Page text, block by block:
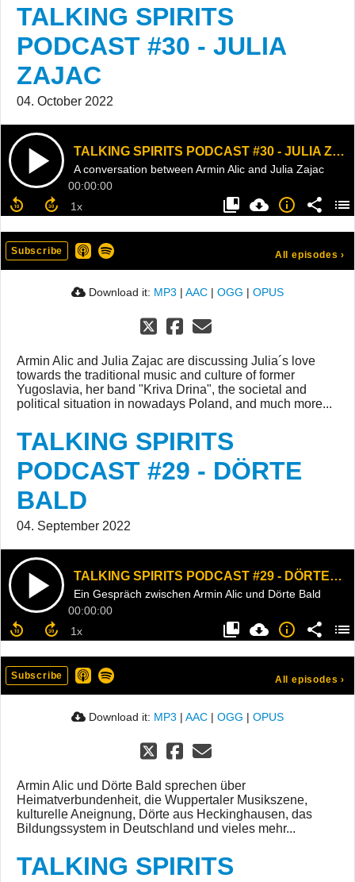
TALKING SPIRITS
PODCAST #30 - JULIA
ZAJAC
04. October 2022
TALKING SPIRITS PODCAST #30 - JULIA ZAJAC
A conversation between Armin Alic and Julia Zajac
00:00:00
Subscribe All episodes ›
Download it: MP3 | AAC | OGG | OPUS
Armin Alic and Julia Zajac are discussing Julia´s love
towards the traditional music and culture of former
Yugoslavia, her band "Kriva Drina", the societal and
political situation in nowadays Poland, and much more...
TALKING SPIRITS
PODCAST #29 - DÖRTE
BALD
04. September 2022
TALKING SPIRITS PODCAST #29 - DÖRTE BALD
Ein Gespräch zwischen Armin Alic und Dörte Bald
00:00:00
Subscribe All episodes ›
Download it: MP3 | AAC | OGG | OPUS
Armin Alic und Dörte Bald sprechen über
Heimatverbundenheit, die Wuppertaler Musikszene,
kulturelle Aneignung, Dörte aus Heckinghausen, das
Bildungssystem in Deutschland und vieles mehr...
TALKING SPIRITS